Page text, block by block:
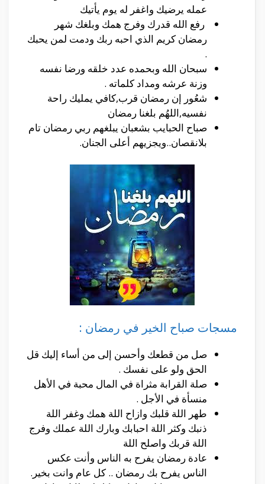
عمله يرضيك واغفر له يوم يأتيك
رفع الله قدرك وفرج همك وبلغك شهر
رمضان كريم الذي احبه ربك ودمت لمن يحبك
.
سبحان الله وبحمده عدد خلقه ورضا نفسه
وزنة عرشه ومداد كلماته .
شعُور إن رمضان قرب,كافي يمليك راحة
نفسيه,اللهُم بلغنا رمضان
صباح الحبايب بشعبان يبلغهم ربي رمضان تام
بلانقصان..ويجزيهم أعلى الجنان.
مسجات صباح الخير في رمضان :
صل من قطعك وأحسن إلى من أساء إليك قل
الحق ولو على نفسك .
صلة القرابة مثراة في المال محبة في الأهل
منسأة في الأجل .
طهر اللة قلبك وازاح اللة همك وغفر اللة
ذنبك وكثر اللة احبابك وبارك اللة عملك وفرج
اللة قربك واصلح اللة
عادة رمضان يفرح به الناس وأنت عكس
الناس يفرح بك رمضان .. كل عام وانت بخير.